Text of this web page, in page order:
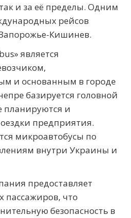
и за её пределы. Одним
рейсов
Кишинев.
является
и основанным в городе
базируется головной
планируются и
предприятия.
микроавтобусы по
внутри Украины и
предоставляет
пассажиров, что
безопасность в